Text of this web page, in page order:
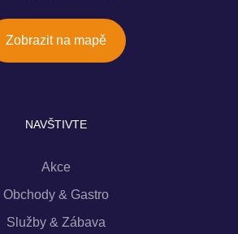
Zobrazit na mapě
NAVŠTIVTE
Akce
Obchody & Gastro
Služby & Zábava